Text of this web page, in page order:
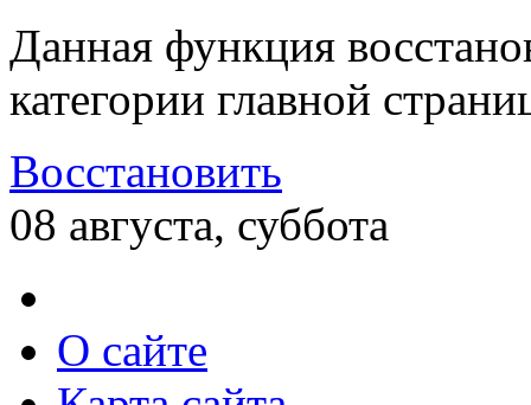
Данная функция
категории главной
Восстановить
08 августа, суббота
О сайте